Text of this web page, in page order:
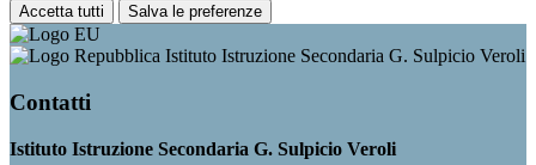
Accetta tutti Salva le preferenze
Istituto Istruzione Secondaria G. Sulpicio Veroli
Contatti
Istituto Istruzione Secondaria G. Sulpicio Veroli